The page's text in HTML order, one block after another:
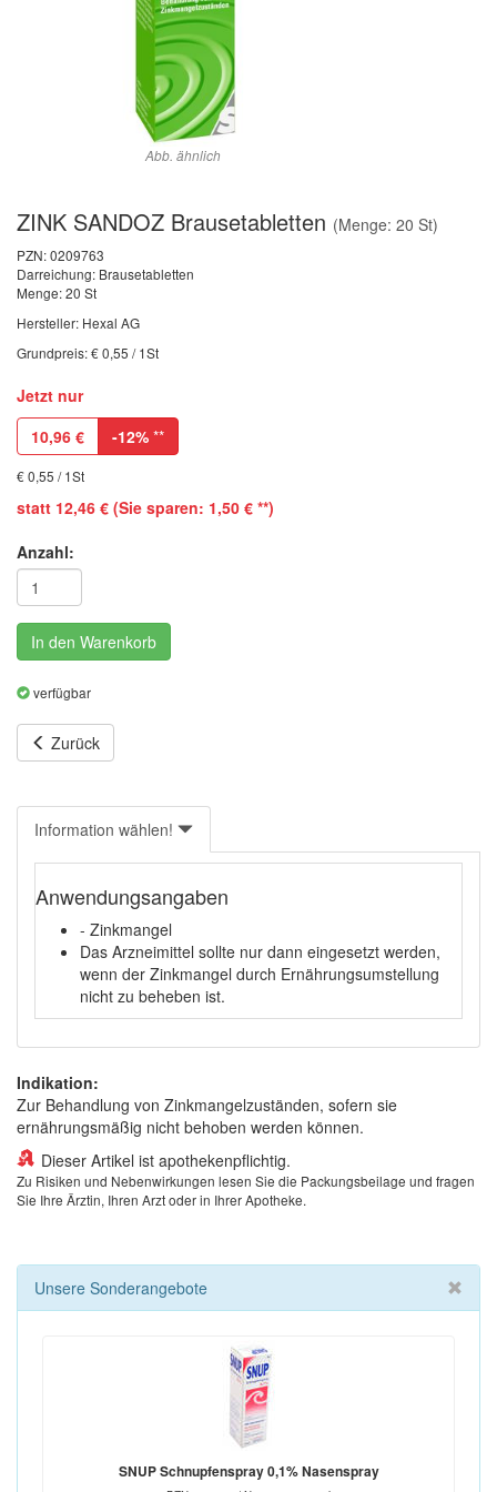
Abb. ähnlich
ZINK SANDOZ Brausetabletten (Menge: 20 St)
PZN:0209763
Darreichung: Brausetabletten
Menge: 20 St
Hersteller: Hexal AG
Grundpreis: € 0,55 / 1St
Jetzt nur
10,96 € -12% **
€ 0,55 / 1St
statt 12,46 € (Sie sparen: 1,50 € **)
Anzahl:
In den Warenkorb
verfügbar
Zurück
Information wählen!
Anwendungsangaben
- Zinkmangel
Das Arzneimittel sollte nur dann eingesetzt werden,
wenn der Zinkmangel durch Ernährungsumstellung
nicht zu beheben ist.
Indikation:
Zur Behandlung von Zinkmangelzuständen, sofern sie
ernährungsmäßig nicht behoben werden können.
Dieser Artikel ist apothekenpflichtig.
Zu Risiken und Nebenwirkungen lesen Sie die Packungsbeilage und fragen
Sie Ihre Ärztin, Ihren Arzt oder in Ihrer Apotheke.
Unsere Sonderangebote
SNUP Schnupfenspray 0,1% Nasenspray